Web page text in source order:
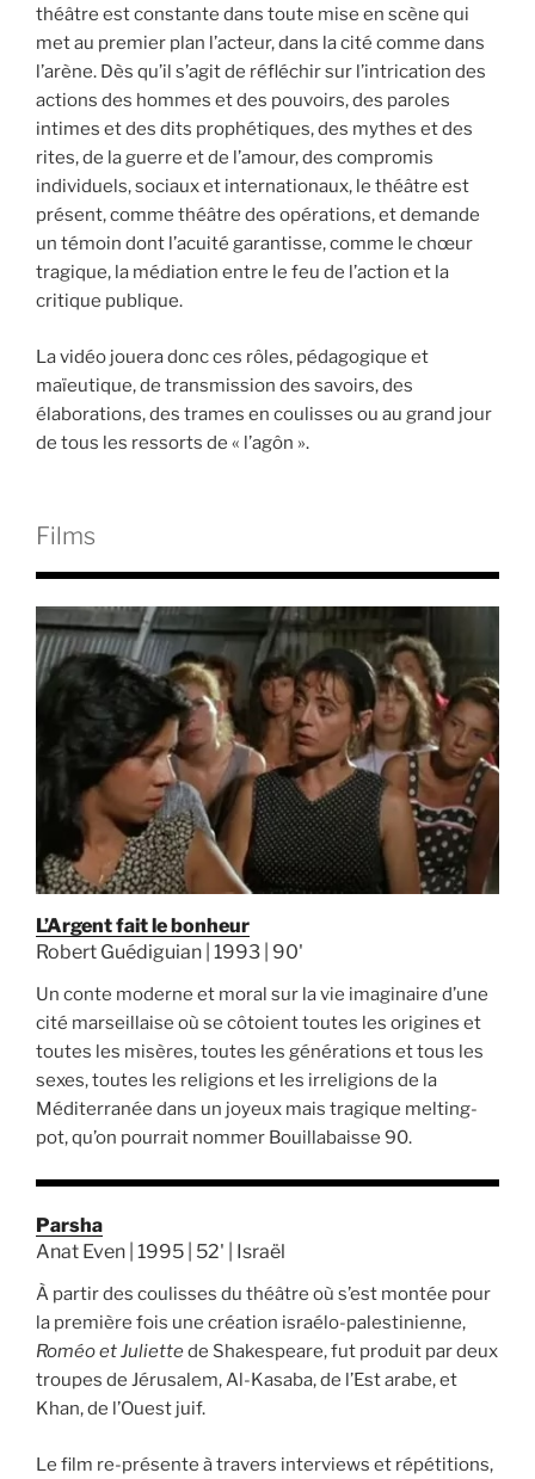
théâtre est constante dans toute mise en scène qui
met au premier plan l’acteur, dans la cité comme dans
l’arène. Dès qu’il s’agit de réfléchir sur l’intrication des
actions des hommes et des pouvoirs, des paroles
intimes et des dits prophétiques, des mythes et des
rites, de la guerre et de l’amour, des compromis
individuels, sociaux et internationaux, le théâtre est
présent, comme théâtre des opérations, et demande
un témoin dont l’acuité garantisse, comme le chœur
tragique, la médiation entre le feu de l’action et la
critique publique.
La vidéo jouera donc ces rôles, pédagogique et
maïeutique, de transmission des savoirs, des
élaborations, des trames en coulisses ou au grand jour
de tous les ressorts de « l’agôn ».
Films
L’Argent fait le bonheur
Robert Guédiguian | 1993 | 90'
Un conte moderne et moral sur la vie imaginaire d’une
cité marseillaise où se côtoient toutes les origines et
toutes les misères, toutes les générations et tous les
sexes, toutes les religions et les irreligions de la
Méditerranée dans un joyeux mais tragique melting-
pot, qu’on pourrait nommer Bouillabaisse 90.
Parsha
Anat Even | 1995 | 52' | Israël
À partir des coulisses du théâtre où s’est montée pour
la première fois une création israélo-palestinienne,
Roméo et Juliettede Shakespeare, fut produit par deux
troupes de Jérusalem, Al-Kasaba, de l’Est arabe, et
Khan, de l’Ouest juif.
Le film re-présente à travers interviews et répétitions,